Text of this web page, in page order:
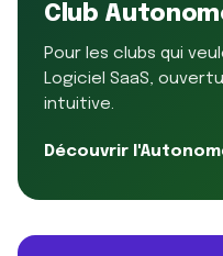
Club
Pour les clubs qui
Logiciel SaaS,
intuitive.
Découvrir